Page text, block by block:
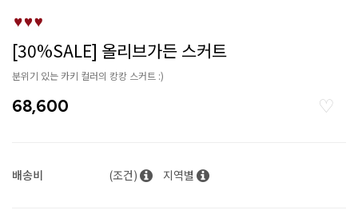
[30%SALE] 올리브가든 스커트
분위기 있는 카키 컬러의 캉캉 스커트 :)
68,600
배송비 (조건) 지역별